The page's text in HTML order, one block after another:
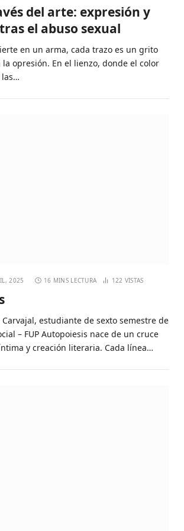
del arte: expresión y
el abuso sexual
en un arma, cada trazo es un grito
opresión. En el lienzo, donde el color
las…
2025 16 MINS LECTURA 122 VISTAS
Carvajal, estudiante de sexto semestre de
– FUP Autopoiesis nace de un cruce
y creación literaria. Cada línea…